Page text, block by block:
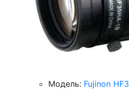
Модель: Fujinon